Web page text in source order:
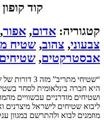
קוד
קטגוריה: אדום, אפור,
צבעוני, צהוב, שטיח
אבסטרקטים,
“שטיחי
היא חברה בינלאומית לסחר
ושטיחים מודרניים עכשוויים
ליבוא שטיחים לישראל מיצרנים
מוזמנים לבוא ולהתרשם במגוון